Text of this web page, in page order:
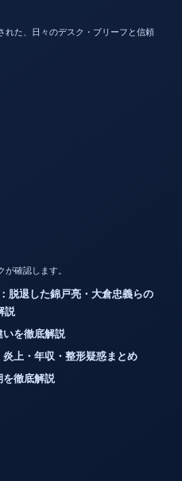
れた、日々のデスク・ブリーフと信頼
確認します。
脱退した錦戸亮・大倉忠義らの
説
いを徹底解説
上・年収・整形疑惑まとめ
を徹底解説